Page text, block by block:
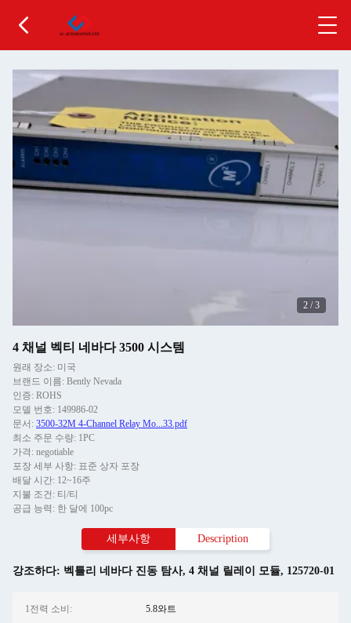
2 /3
4 채널 벡티 네바다 3500 시스템
원래 장소: 미국
브랜드 이름: Bently Nevada
인증: ROHS
모델 번호: 149986-02
문서: 3500-32M 4-Channel Relay Mo...33.pdf
최소 주문 수량: 1PC
가격: negotiable
포장 세부 사항: 표준 상자 포장
배달 시간: 12~16주
지불 조건: 티/티
공급 능력: 한 달에 100pc
세부사항 Description
강조하다: 벡틀리 네바다 진동 탐사, 4 채널 릴레이 모듈, 125720-01
1전력 소비: 5.8와트